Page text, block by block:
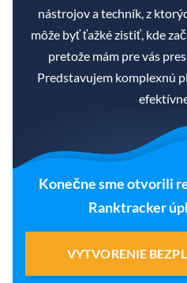
nástrojov a techník, z
môže byť ťažké zistiť, kde
pretože mám pre vás
Predstavujem komplexnú
Konečne sme otvorili
Ranktracker
VYTVORENIE